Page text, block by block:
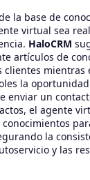
la base de
virtual sea
HaloCRM
artículos de
clientes mientras
la
enviar un
el agente
conocimientos
la
y las